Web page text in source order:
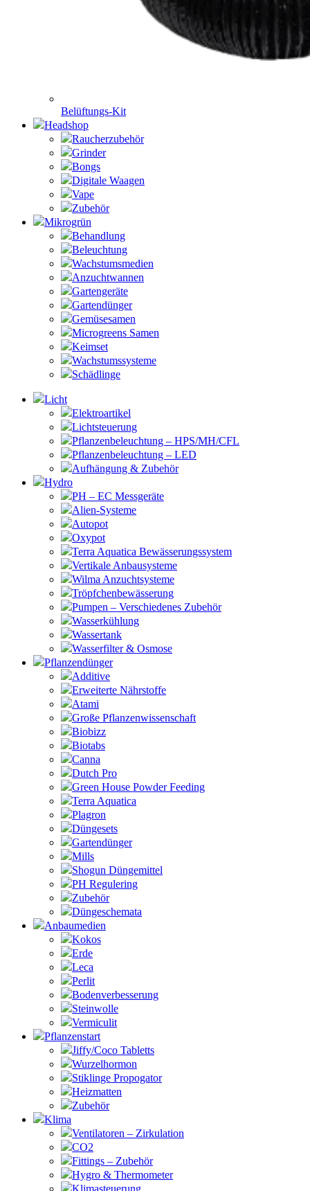
Belüftungs-Kit
Headshop
Raucherzubehör
Grinder
Bongs
Digitale Waagen
Vape
Zubehör
Mikrogrün
Behandlung
Beleuchtung
Wachstumsmedien
Anzuchtwannen
Gartengeräte
Gartendünger
Gemüsesamen
Microgreens Samen
Keimset
Wachstumssysteme
Schädlinge
Licht
Elektroartikel
Lichtsteuerung
Pflanzenbeleuchtung – HPS/MH/CFL
Pflanzenbeleuchtung – LED
Aufhängung & Zubehör
Hydro
PH – EC Messgeräte
Alien-Systeme
Autopot
Oxypot
Terra Aquatica Bewässerungssystem
Vertikale Anbausysteme
Wilma Anzuchtsysteme
Tröpfchenbewässerung
Pumpen – Verschiedenes Zubehör
Wasserkühlung
Wassertank
Wasserfilter & Osmose
Pflanzendünger
Additive
Erweiterte Nährstoffe
Atami
Große Pflanzenwissenschaft
Biobizz
Biotabs
Canna
Dutch Pro
Green House Powder Feeding
Terra Aquatica
Plagron
Düngesets
Gartendünger
Mills
Shogun Düngemittel
PH Regulering
Zubehör
Düngeschemata
Anbaumedien
Kokos
Erde
Leca
Perlit
Bodenverbesserung
Steinwolle
Vermiculit
Pflanzenstart
Jiffy/Coco Tabletts
Wurzelhormon
Stiklinge Propogator
Heizmatten
Zubehör
Klima
Ventilatoren – Zirkulation
CO2
Fittings – Zubehör
Hygro & Thermometer
Klimasteuerung